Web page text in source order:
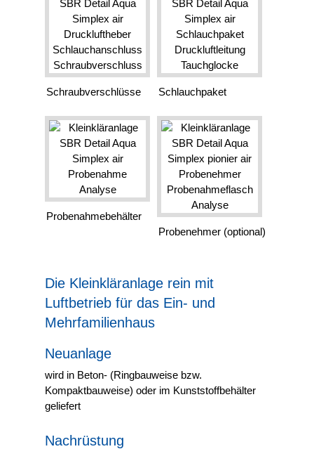
Schraubverschlüsse Schlauchpaket
Probenahmebehälter
Probenehmer (optional)
Die Kleinkläranlage rein mit
Luftbetrieb für das Ein- und
Mehrfamilienhaus
Neuanlage
wird in Beton- (Ringbauweise bzw.
Kompaktbauweise) oder im Kunststoffbehälter
geliefert
Nachrüstung